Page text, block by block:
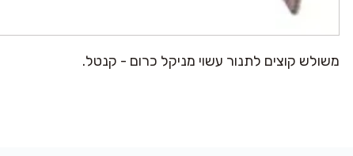
משולש קוצים לתנור עשוי מניקל כרום - קנטל.